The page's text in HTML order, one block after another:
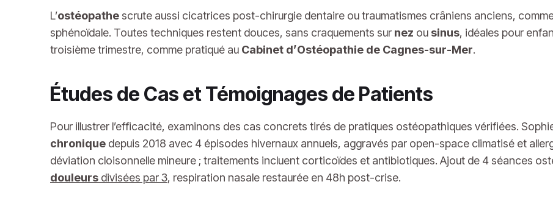
L’ostéopathe scrute aussi cicatrices post-chirurgie dentaire ou traumatismes crâniens anciens,
sphénoïdale. Toutes techniques restent douces, sans craquements sur nez ou sinus, idéales pour
troisième trimestre, comme pratiqué au Cabinet d’Ostéopathie de Cagnes-sur-Mer.
Études de Cas et Témoignages de Patients
Pour illustrer l’efficacité, examinons des cas concrets tirés de pratiques ostéopathiques vérifiées.
chronique depuis 2018 avec 4 épisodes hivernaux annuels, aggravés par open-space climatisé et
déviation cloisonnelle mineure ; traitements incluent corticoïdes et antibiotiques. Ajout de 4 séances
douleurs divisées par 3, respiration nasale restaurée en 48h post-crise.